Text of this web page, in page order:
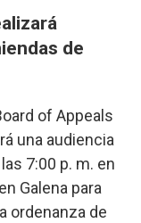
de
of Appeals
una audiencia
7:00 p. m. en
Galena para
ordenanza de